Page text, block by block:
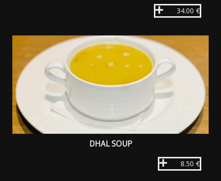
34.00 €
DHAL SOUP
8.50 €